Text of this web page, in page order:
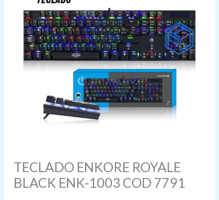
TECLADO ENKORE ROYALE
BLACK ENK-1003 COD 7791